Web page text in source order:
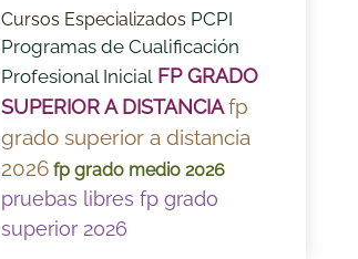
Cursos Especializados PCPI
Programas de Cualificación
Profesional Inicial FP GRADO
SUPERIOR A DISTANCIAfp
grado superior a distancia
2026 fp grado medio 2026
pruebas libres fp grado
superior 2026